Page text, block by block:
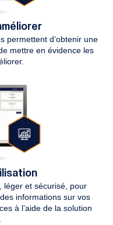
permettent d’obtenir une
mettre en évidence les
léger et sécurisé, pour
informations sur vos
à l’aide de la solution